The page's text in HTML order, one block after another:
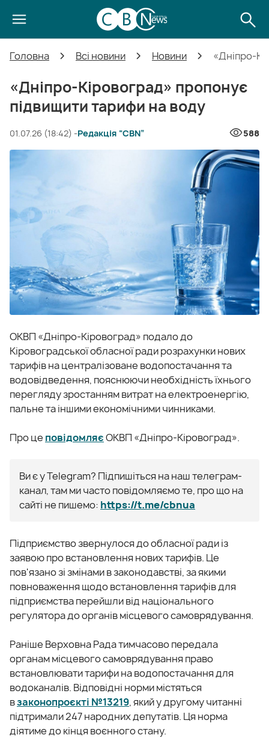
Головна Всі новини Новини «Дніпро-
«Дніпро-Кіровоград» пропонує
підвищити тарифи на воду
01.07.26 (18:42) -Редакція “CBN” 588
ОКВП «Дніпро-Кіровоград» подало до
Кіровоградської обласної ради розрахунки нових
тарифів на централізоване водопостачання та
водовідведення, пояснюючи необхідність їхнього
перегляду зростанням витрат на електроенергію,
пальне та іншими економічними чинниками.
Про це повідомляєОКВП «Дніпро-Кіровоград».
Ви є у Telegram? Підпишіться на наш телеграм-
канал, там ми часто повідомляємо те, про що на
сайті не пишемо: https://t.me/cbnua
Підприємство звернулося до обласної ради із
заявою про встановлення нових тарифів. Це
пов'язано зі змінами в законодавстві, за якими
повноваження щодо встановлення тарифів для
підприємства перейшли від національного
регулятора до органів місцевого самоврядування.
Раніше Верховна Рада тимчасово передала
органам місцевого самоврядування право
встановлювати тарифи на водопостачання для
водоканалів. Відповідні норми містяться
взаконопроєкті №13219, який у другому читанні
підтримали 247 народних депутатів. Ця норма
діятиме до кінця воєнного стану.